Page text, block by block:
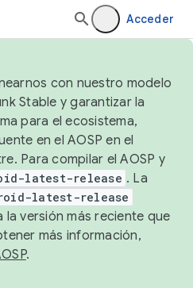
Acceder
con nuestro modelo
Stable y garantizar la
para el ecosistema,
en el AOSP en el
Para compilar el AOSP y
latest-release . La
latest-release
versión más reciente que
más información,
.